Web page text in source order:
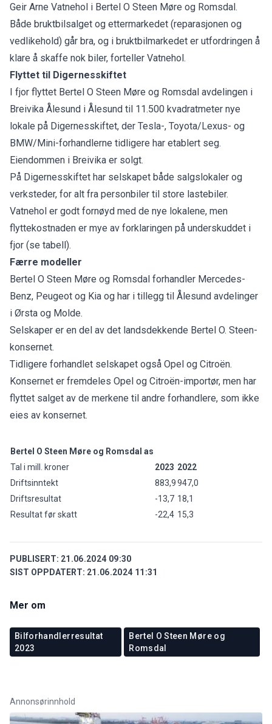
Geir Arne Vatnehol i Bertel O Steen Møre og Romsdal.
Både bruktbilsalget og ettermarkedet (reparasjonen og
vedlikehold) går bra, og i bruktbilmarkedet er utfordringen å
klare å skaffe nok biler, forteller Vatnehol.
Flyttet til Digernesskiftet
I fjor flyttet Bertel O Steen Møre og Romsdal avdelingen i
Breivika Ålesund i Ålesund til 11.500 kvadratmeter nye
lokale på Digernesskiftet, der Tesla-, Toyota/Lexus- og
BMW/Mini-forhandlerne tidligere har etablert seg.
Eiendommen i Breivika er solgt.
På Digernesskiftet har selskapet både salgslokaler og
verksteder, for alt fra personbiler til store lastebiler.
Vatnehol er godt fornøyd med de nye lokalene, men
flyttekostnaden er mye av forklaringen på underskuddet i
fjor (se tabell).
Færre modeller
Bertel O Steen Møre og Romsdal forhandler Mercedes-
Benz, Peugeot og Kia og har i tillegg til Ålesund avdelinger
i Ørsta og Molde.
Selskaper er en del av det landsdekkende Bertel O. Steen-
konsernet.
Tidligere forhandlet selskapet også Opel og Citroën.
Konsernet er fremdeles Opel og Citroën-importør, men har
flyttet salget av de merkene til andre forhandlere, som ikke
eies av konsernet.
Bertel O Steen Møre og Romsdal as
Tal i mill. kroner
2023 2022
Driftsinntekt
883,9947,0
Driftsresultat
-13,7 18,1
Resultat før skatt
-22,4 15,3
PUBLISERT: 21.06.2024 09:30
SIST OPPDATERT: 21.06.2024 11:31
Mer om
Bilforhandlerresultat
2023
Bertel O Steen Møre og
Romsdal
Annonsørinnhold